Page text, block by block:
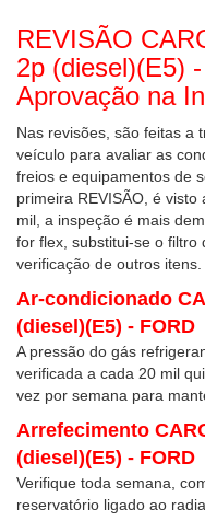
REVISÃO
2p (diesel)(E5)
Aprovação na
Nas revisões, são feitas a
veículo para avaliar as
freios e equipamentos de
primeira REVISÃO, é
mil, a inspeção é mais
for flex, substitui-se o filtro
verificação de outros itens.
Ar-condicionado
(diesel)(E5) - FORD
A pressão do gás
verificada a cada 20 mil
vez por semana para
Arrefecimento
(diesel)(E5) - FORD
Verifique toda semana,
reservatório ligado ao